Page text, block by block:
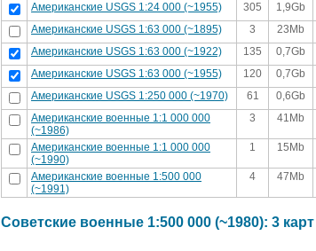
Американские USGS 1:24 000 (~1955) 305 1,9Gb
Американские USGS 1:63 000 (~1895) 3 23Mb
Американские USGS 1:63 000 (~1922) 135 0,7Gb
Американские USGS 1:63 000 (~1955) 120 0,7Gb
Американские USGS 1:250 000 (~1970) 61 0,6Gb
Американские военные 1:1 000 000
(~1986)
3 41Mb
Американские военные 1:1 000 000
(~1990)
1 15Mb
Американские военные 1:500 000
(~1991)
4 47Mb
Советские военные 1:500 000 (~1980): 3 карт